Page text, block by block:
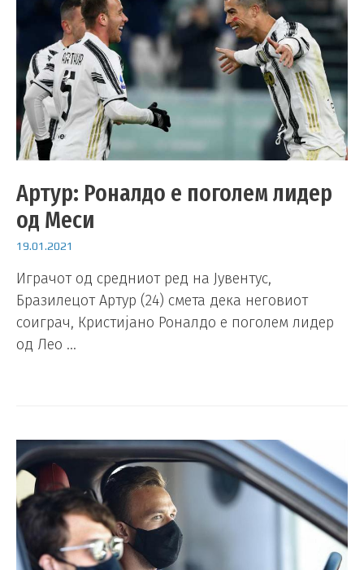
Артур: Роналдо е поголем лидер
од Меси
19.01.2021
Играчот од средниот ред на Јувентус,
Бразилецот Артур (24) смета дека неговиот
соиграч, Кристијано Роналдо е поголем лидер
од Лео …